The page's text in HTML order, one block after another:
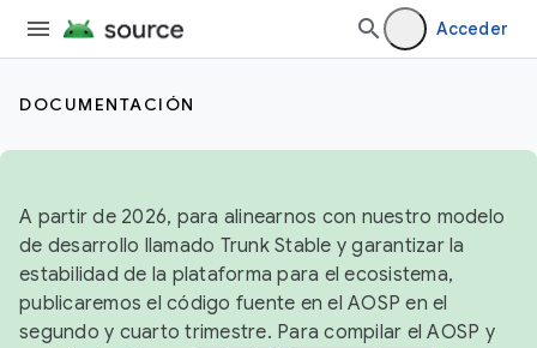
Acceder
DOCUMENTACIÓN
A partir de 2026, para alinearnos con nuestro modelo
de desarrollo llamado Trunk Stable y garantizar la
estabilidad de la plataforma para el ecosistema,
publicaremos el código fuente en el AOSP en el
segundo y cuarto trimestre. Para compilar el AOSP y